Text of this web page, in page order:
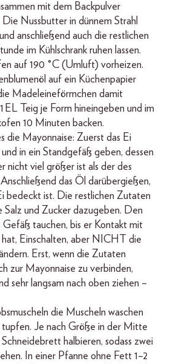
mit dem Backpulver
Die Nussbutter in dünnem Strahl
anschließend auch die restlichen
im Kühlschrank ruhen lassen.
auf 190 °C (Umluft) vorheizen.
auf ein Küchenpapier
Madeleineförmchen damit
EL Teig je Form hineingeben und im
10 Minuten backen.
die Mayonnaise: Zuerst das Ei
in ein Standgefäß geben, dessen
nicht viel größer ist als der des
das Öl darübergießen,
bedeckt ist. Die restlichen Zutaten
Salz und Zucker dazugeben. Den
Gefäß tauchen, bis er Kontakt mit
Einschalten, aber NICHT die
Erst, wenn die Zutaten
zur Mayonnaise zu verbinden,
sehr langsam nach oben ziehen –
die Muscheln waschen
Je nach Größe in der Mitte
halbieren, sodass zwei
In einer Pfanne ohne Fett 1–2